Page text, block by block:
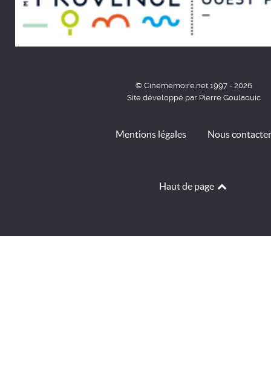
© Cinémémoire.net 1997 - 2026
Site développé par Pierre Goulaouic
Mentions légales Nous contacter
Haut de page